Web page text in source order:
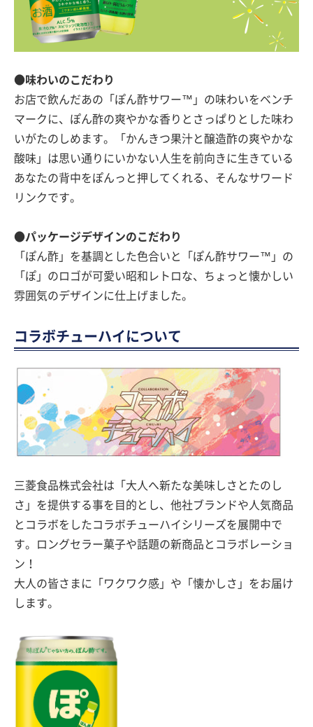
●味わいのこだわり
お店で飲んだあの「ぽん酢サワー™」の味わいをベンチ
マークに、ぽん酢の爽やかな香りとさっぱりとした味わ
いがたのしめます。「かんきつ果汁と醸造酢の爽やかな
酸味」は思い通りにいかない人生を前向きに生きている
あなたの背中をぽんっと押してくれる、そんなサワード
リンクです。
●パッケージデザインのこだわり
「ぽん酢」を基調とした色合いと「ぽん酢サワー™」の
「ぽ」のロゴが可愛い昭和レトロな、ちょっと懐かしい
雰囲気のデザインに仕上げました。
コラボチューハイについて
三菱食品株式会社は「大人へ新たな美味しさとたのし
さ」を提供する事を目的とし、他社ブランドや人気商品
とコラボをしたコラボチューハイシリーズを展開中で
す。ロングセラー菓子や話題の新商品とコラボレーショ
ン！
大人の皆さまに「ワクワク感」や「懐かしさ」をお届け
します。